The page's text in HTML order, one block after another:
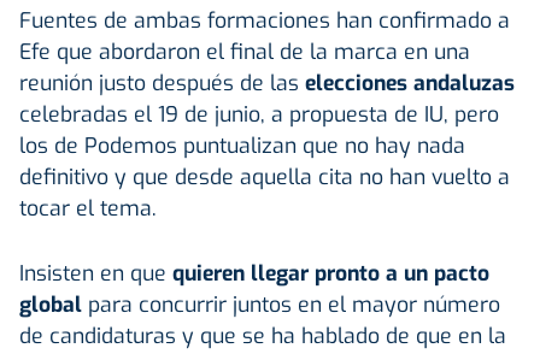
Fuentes de ambas formaciones han confirmado a
Efe que abordaron el final de la marca en una
reunión justo después de las elecciones andaluzas
celebradas el 19 de junio, a propuesta de IU, pero
los de Podemos puntualizan que no hay nada
definitivo y que desde aquella cita no han vuelto a
tocar el tema.
Insisten en que quieren llegar pronto a un pacto
global para concurrir juntos en el mayor número
de candidaturas y que se ha hablado de que en la